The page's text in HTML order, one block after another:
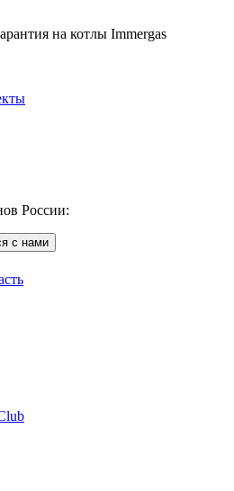
на котлы Immergas
России:
с нами